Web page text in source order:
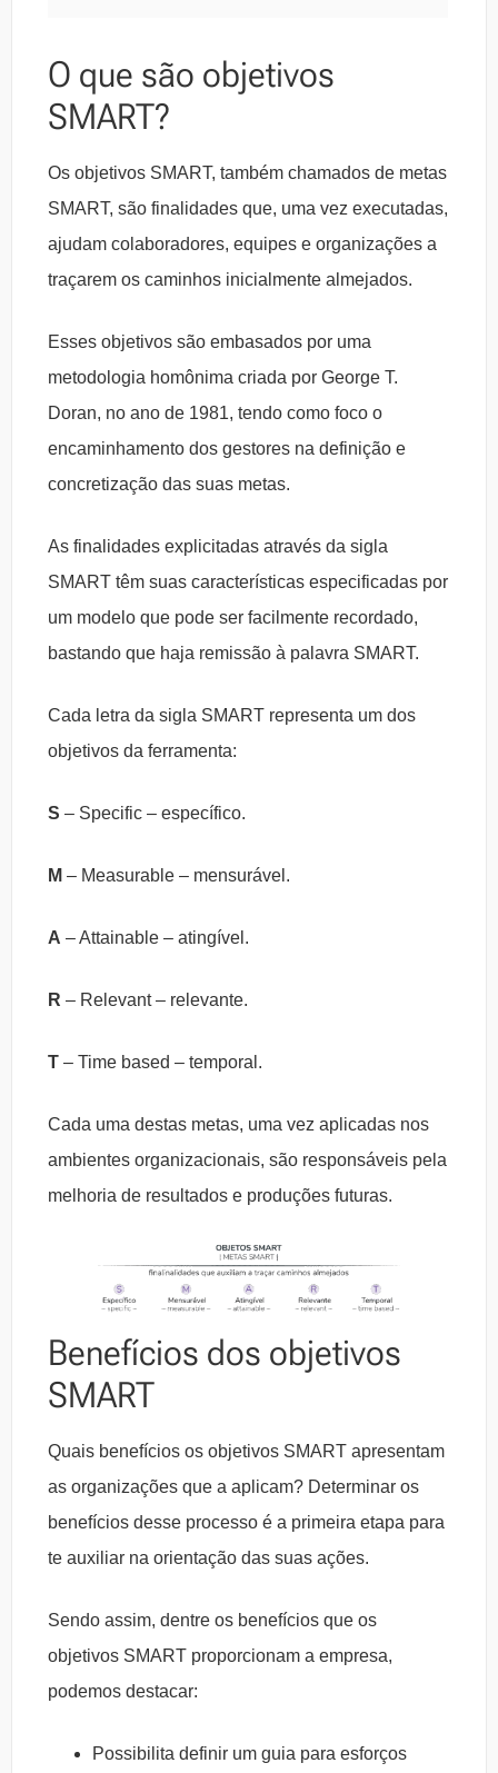
O que são objetivos
SMART?
Os objetivos SMART, também chamados de metas
SMART, são finalidades que, uma vez executadas,
ajudam colaboradores, equipes e organizações a
traçarem os caminhos inicialmente almejados.
Esses objetivos são embasados por uma
metodologia homônima criada por George T.
Doran, no ano de 1981, tendo como foco o
encaminhamento dos gestores na definição e
concretização das suas metas.
As finalidades explicitadas através da sigla
SMART têm suas características especificadas por
um modelo que pode ser facilmente recordado,
bastando que haja remissão à palavra SMART.
Cada letra da sigla SMART representa um dos
objetivos da ferramenta:
S – Specific – específico.
M – Measurable – mensurável.
A – Attainable – atingível.
R – Relevant – relevante.
T – Time based – temporal.
Cada uma destas metas, uma vez aplicadas nos
ambientes organizacionais, são responsáveis pela
melhoria de resultados e produções futuras.
Benefícios dos objetivos
SMART
Quais benefícios os objetivos SMART apresentam
as organizações que a aplicam? Determinar os
benefícios desse processo é a primeira etapa para
te auxiliar na orientação das suas ações.
Sendo assim, dentre os benefícios que os
objetivos SMART proporcionam a empresa,
podemos destacar:
Possibilita definir um guia para esforços